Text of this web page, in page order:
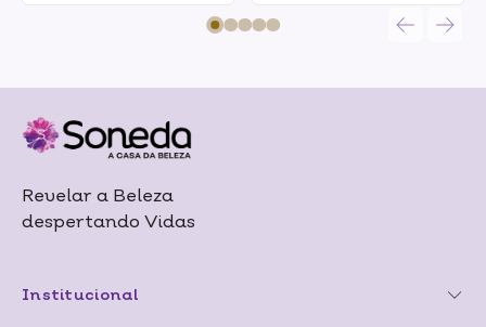
Revelar a Beleza
despertando Vidas
Institucional